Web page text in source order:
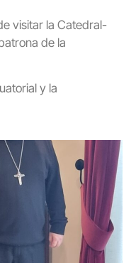
visitar la Catedral-
de la
y la